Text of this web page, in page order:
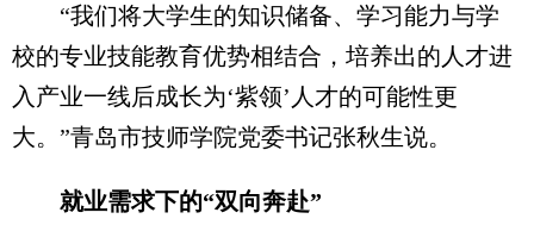
“我们将大学生的知识储备、学习能力与学
校的专业技能教育优势相结合，培养出的人才进
入产业一线后成长为‘紫领’人才的可能性更
大。”青岛市技师学院党委书记张秋生说。
就业需求下的“双向奔赴”